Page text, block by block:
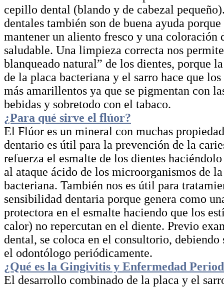
cepillo dental (blando y de cabezal
dentales también son de buena ayuda
mantener un aliento fresco y una coloración
saludable. Una limpieza correcta nos
blanqueado natural” de los dientes, porque
de la placa bacteriana y el sarro hace que los
más amarillentos ya que se pigmentan con
bebidas y sobretodo con el tabaco.
¿Para qué sirve el flúor?
El Flúor es un mineral con muchas
dentario es útil para la prevención de la
refuerza el esmalte de los dientes
al ataque ácido de los microorganismos de
bacteriana. También nos es útil para
sensibilidad dentaria porque genera como
protectora en el esmalte haciendo que los
calor) no repercutan en el diente. Previo
dental, se coloca en el consultorio, debiendo
el odontólogo periódicamente.
¿Qué es la Gingivitis y Enfermedad
El desarrollo combinado de la placa y el